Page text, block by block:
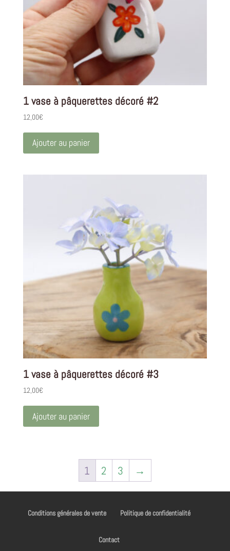
1 vase à pâquerettes décoré #2
12,00€
Ajouter au panier
1 vase à pâquerettes décoré #3
12,00€
Ajouter au panier
1 2 3 →
Conditions générales de vente Politique de confidentialité
Contact